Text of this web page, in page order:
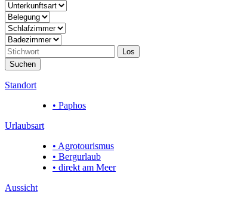
Los
Suchen
Standort
• Paphos
Urlaubsart
• Agrotourismus
• Bergurlaub
• direkt am Meer
Aussicht